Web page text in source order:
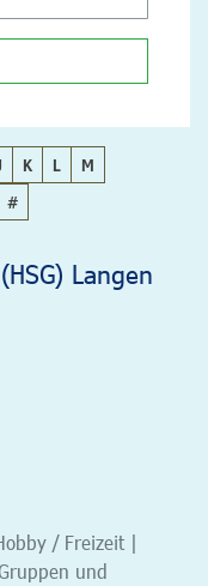
K L
M
#
Langen
/ Freizeit |
und